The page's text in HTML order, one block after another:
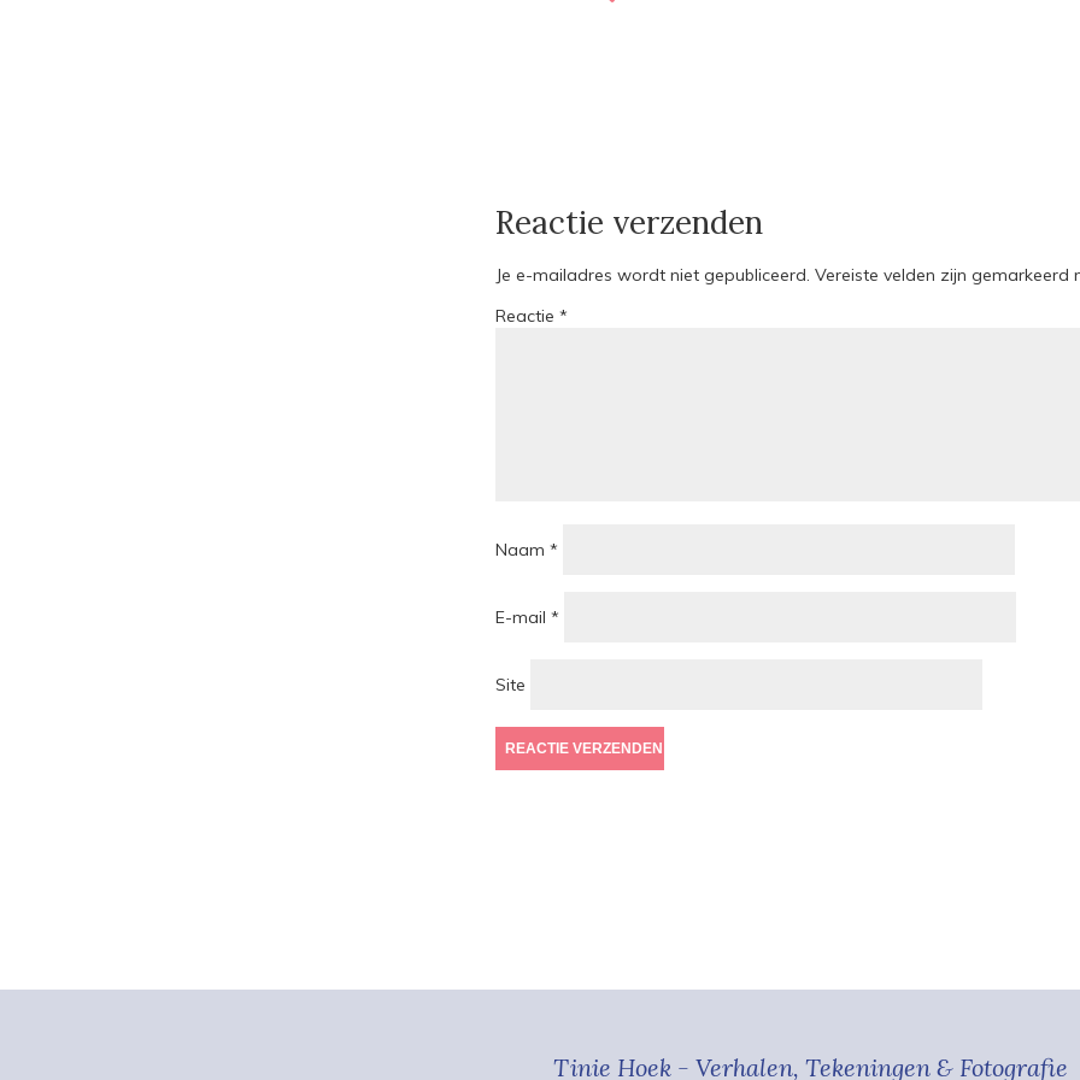
Reactie verzenden
Je e-mailadres wordt niet gepubliceerd. Vereiste velden zijn gemarkeerd
Reactie*
Naam*
E-mail*
Site
Tinie Hoek - Verhalen, Tekeningen & Fotografie